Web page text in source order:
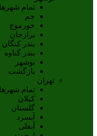
تمام شهر‌ها
جم
خورموج
برازجان
بندر کنگان
بندر گناوه
بوشهر
بازگشت
تهران
تمام شهر‌ها
کیلان
گلستان
آبسرد
آبعلی